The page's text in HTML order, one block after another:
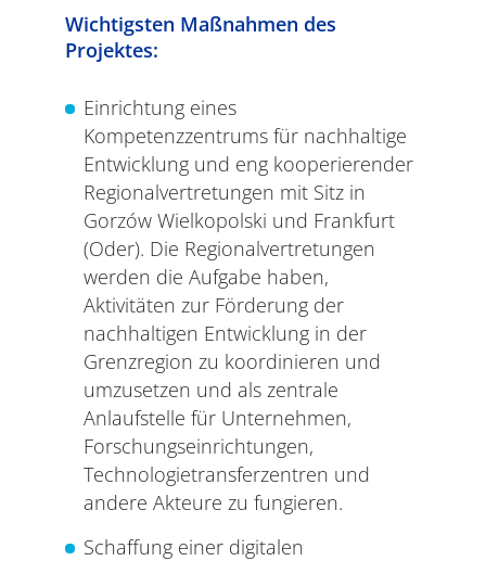
Wichtigsten Maßnahmen des
Projektes:
Einrichtung eines
Kompetenzzentrums für nachhaltige
Entwicklung und eng kooperierender
Regionalvertretungen mit Sitz in
Gorzów Wielkopolski und Frankfurt
(Oder). Die Regionalvertretungen
werden die Aufgabe haben,
Aktivitäten zur Förderung der
nachhaltigen Entwicklung in der
Grenzregion zu koordinieren und
umzusetzen und als zentrale
Anlaufstelle für Unternehmen,
Forschungseinrichtungen,
Technologietransferzentren und
andere Akteure zu fungieren.
Schaffung einer digitalen